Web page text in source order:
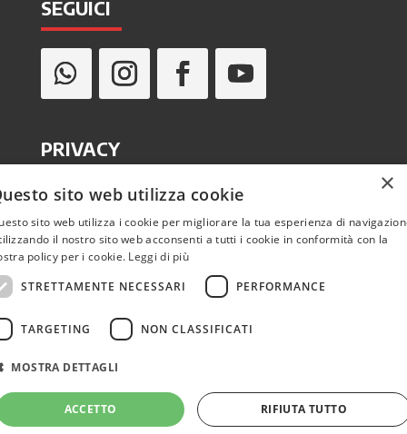
SEGUICI
PRIVACY
Informativa privacy
Cookie policy
Partner
×
sito web utilizza cookie
sito web utilizza i cookie per migliorare la tua esperienza di
il nostro sito web acconsenti a tutti i cookie in conformità con la
policy per i cookie. Leggi di più
STRETTAMENTE NECESSARI
PERFORMANCE
TARGETING NON CLASSIFICATI
MOSTRA DETTAGLI
ACCETTO RIFIUTA TUTTO